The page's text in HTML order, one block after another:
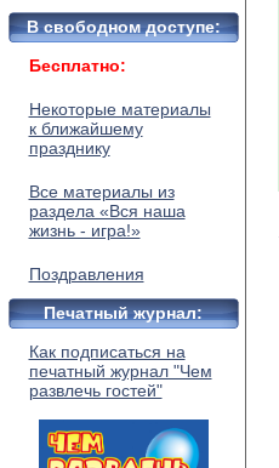
В свободном доступе:
Бесплатно:
Некоторые материалы
к ближайшему
празднику
Все материалы из
раздела «Вся наша
жизнь - игра!»
Поздравления
Печатный журнал:
Как подписаться на
печатный журнал "Чем
развлечь гостей"